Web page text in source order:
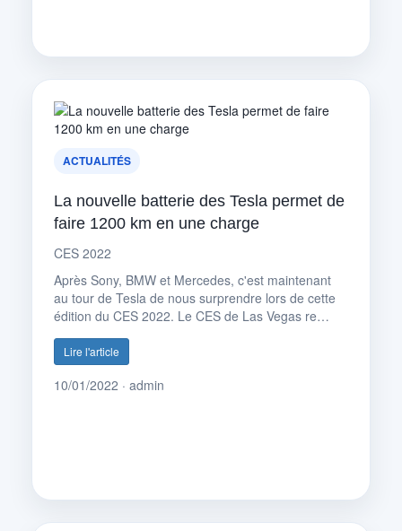
ACTUALITÉS
La nouvelle batterie des Tesla permet de
faire 1200 km en une charge
CES 2022
Après Sony, BMW et Mercedes, c'est maintenant
au tour de Tesla de nous surprendre lors de cette
édition du CES 2022. Le CES de Las Vegas re…
Lire l'article
10/01/2022 · admin